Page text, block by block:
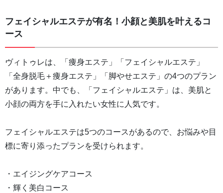
フェイシャルエステが有名！小顔と美肌を叶えるコ
ース
ヴィトゥレは、「痩身エステ」「フェイシャルエステ」
「全身脱毛＋痩身エステ」「脚やせエステ」の4つのプラン
があります。中でも、「フェイシャルエステ」は、美肌と
小顔の両方を手に入れたい女性に人気です。
フェイシャルエステは5つのコースがあるので、お悩みや目
標に寄り添ったプランを受けられます。
・エイジングケアコース
・輝く美白コース